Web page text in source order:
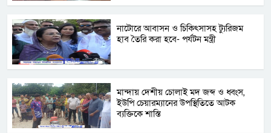
নাটোরে আবাসন ও চিকিৎসাসহ ট্যুরিজম
হাব তৈরি করা হবে- পর্যটন মন্ত্রী
মান্দায় দেশীয় চোলাই মদ জব্দ ও ধ্বংস,
ইউপি চেয়ারম্যানের উপস্থিতিতে আটক
ব্যক্তিকে শাস্তি